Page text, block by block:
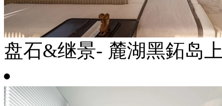
盘石&继景- 麓湖黑鉐岛